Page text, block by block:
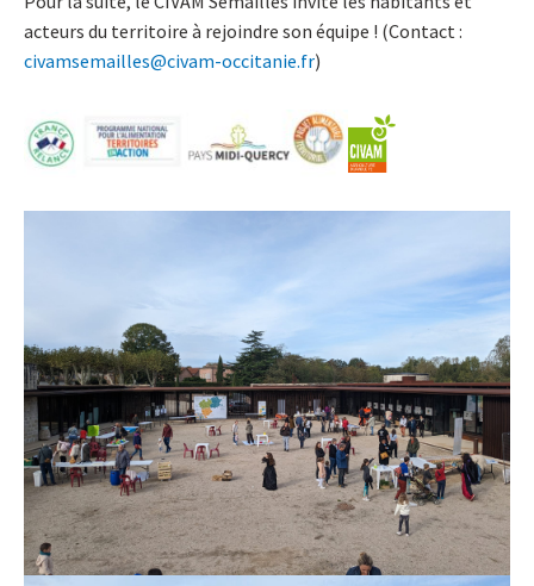
acteurs du territoire à rejoindre son équipe ! (Contact :
civamsemailles@civam-occitanie.fr)